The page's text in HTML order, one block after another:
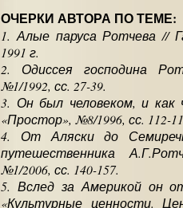
ОЧЕРКИ АВТОРА ПО ТЕМЕ:
1. Алые паруса Ротчева //
1991 г.
2. Одиссея господина
№1/1992, сс. 27-39.
3. Он был человеком, и как
«Простор», №8/1996, сс. 112-
4. От Аляски до
путешественника
№1/2006, сс. 140-157.
5. Вслед за Америкой он
«Культурные ценности.